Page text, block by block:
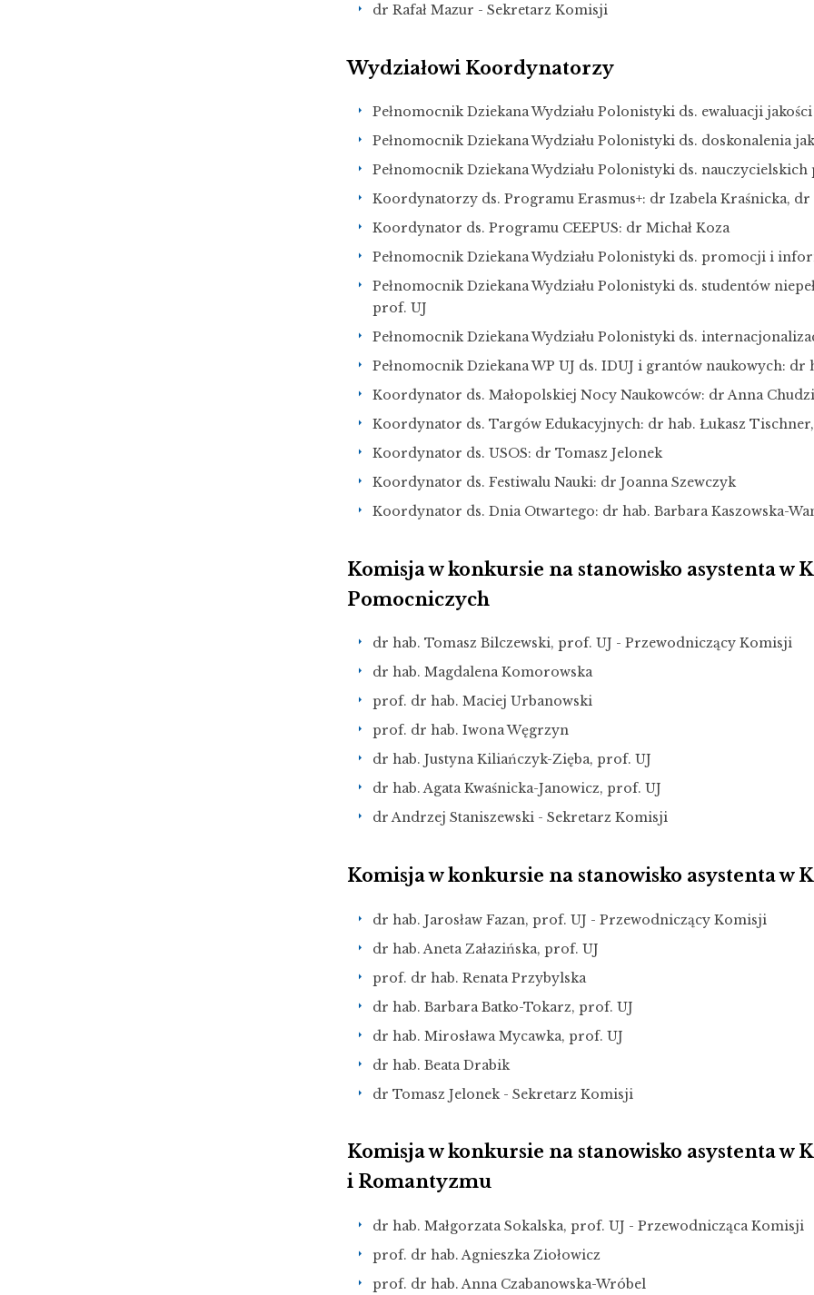
dr Rafał Mazur - Sekretarz Komisji
Wydziałowi Koordynatorzy
Pełnomocnik Dziekana Wydziału Polonistyki ds. ewaluacji
Pełnomocnik Dziekana Wydziału Polonistyki ds. doskonalenia
Pełnomocnik Dziekana Wydziału Polonistyki ds.
Koordynatorzy ds. Programu Erasmus+: dr Izabela Kraśnicka,
Koordynator ds. Programu CEEPUS: dr Michał Koza
Pełnomocnik Dziekana Wydziału Polonistyki ds. promocji i
Pełnomocnik Dziekana Wydziału Polonistyki ds. studentów
prof. UJ
Pełnomocnik Dziekana Wydziału Polonistyki ds.
Pełnomocnik Dziekana WP UJ ds. IDUJ i grantów naukowych: dr
Koordynator ds. Małopolskiej Nocy Naukowców: dr Anna
Koordynator ds. Targów Edukacyjnych: dr hab. Łukasz
Koordynator ds. USOS: dr Tomasz Jelonek
Koordynator ds. Festiwalu Nauki: dr Joanna Szewczyk
Koordynator ds. Dnia Otwartego: dr hab. Barbara Kaszowska-
Komisja w konkursie na stanowisko asystenta w
Pomocniczych
dr hab. Tomasz Bilczewski, prof. UJ - Przewodniczący Komisji
dr hab. Magdalena Komorowska
prof. dr hab. Maciej Urbanowski
prof. dr hab. Iwona Węgrzyn
dr hab. Justyna Kiliańczyk-Zięba, prof. UJ
dr hab. Agata Kwaśnicka-Janowicz, prof. UJ
dr Andrzej Staniszewski - Sekretarz Komisji
Komisja w konkursie na stanowisko asystenta
dr hab. Jarosław Fazan, prof. UJ - Przewodniczący Komisji
dr hab. Aneta Załazińska, prof. UJ
prof. dr hab. Renata Przybylska
dr hab. Barbara Batko-Tokarz, prof. UJ
dr hab. Mirosława Mycawka, prof. UJ
dr hab. Beata Drabik
dr Tomasz Jelonek - Sekretarz Komisji
Komisja w konkursie na stanowisko asystenta
i Romantyzmu
dr hab. Małgorzata Sokalska, prof. UJ - Przewodnicząca Komisji
prof. dr hab. Agnieszka Ziołowicz
prof. dr hab. Anna Czabanowska-Wróbel